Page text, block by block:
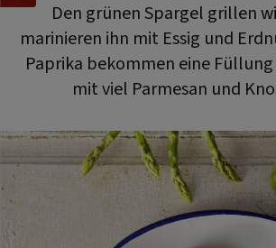
Den grünen Spargel grillen
marinieren ihn mit Essig und
Paprika bekommen eine
mit viel Parmesan und